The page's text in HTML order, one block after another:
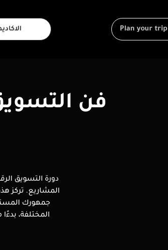
Plan your trip
فن
دورة التسويق
المشاريع. تركز
جمهورك
المختلفة،